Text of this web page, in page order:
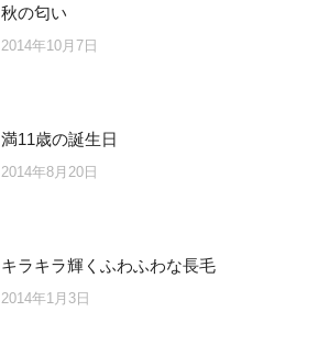
秋の匂い
2014年10月7日
満11歳の誕生日
2014年8月20日
キラキラ輝くふわふわな長毛
2014年1月3日